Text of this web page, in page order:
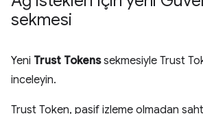
sekmesi
Yeni Trust Tokenssekmesiyle Trust
inceleyin.
Trust Token, pasif izleme olmadan